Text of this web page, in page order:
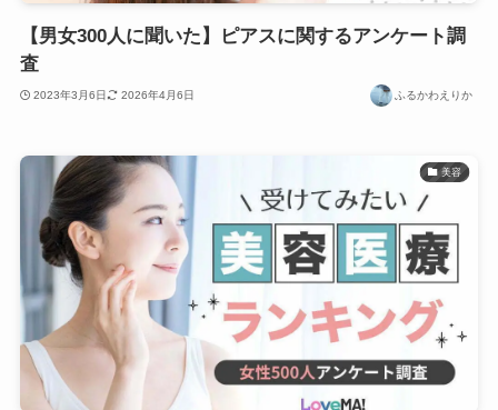
【男女300人に聞いた】ピアスに関するアンケート調
査
2023年3月6日 2026年4月6日 ふるかわえりか
美容